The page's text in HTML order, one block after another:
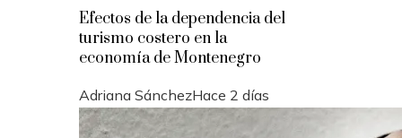
Efectos de la dependencia del
turismo costero en la
economía de Montenegro
Adriana SánchezHace 2 días